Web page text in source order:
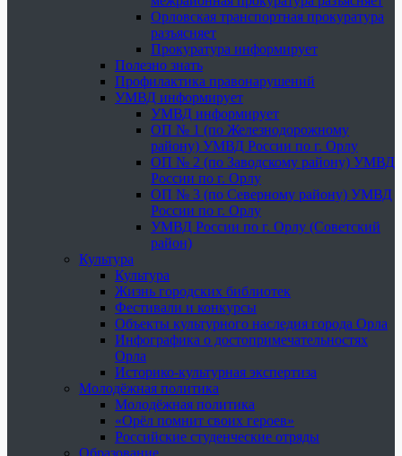
Орловская транспортная прокуратура
разъясняет
Прокуратура информирует
Полезно знать
Профилактика правонарушений
УМВД информирует
УМВД информирует
ОП № 1 (по Железнодорожному
району) УМВД России по г. Орлу
ОП № 2 (по Заводскому району) УМВД
России по г. Орлу
ОП № 3 (по Северному району) УМВД
России по г. Орлу
УМВД России по г. Орлу (Советский
район)
Культура
Культура
Жизнь городских библиотек
Фестивали и конкурсы
Объекты культурного наследия города Орла
Инфографика о достопримечательностях
Орла
Историко-культурная экспертиза
Молодёжная политика
Молодёжная политика
«Орёл помнит своих героев»
Российские студенческие отряды
Образование